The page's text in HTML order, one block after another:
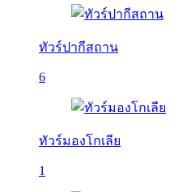
ทัวร์ปากีสถาน
6
ทัวร์มองโกเลีย
1